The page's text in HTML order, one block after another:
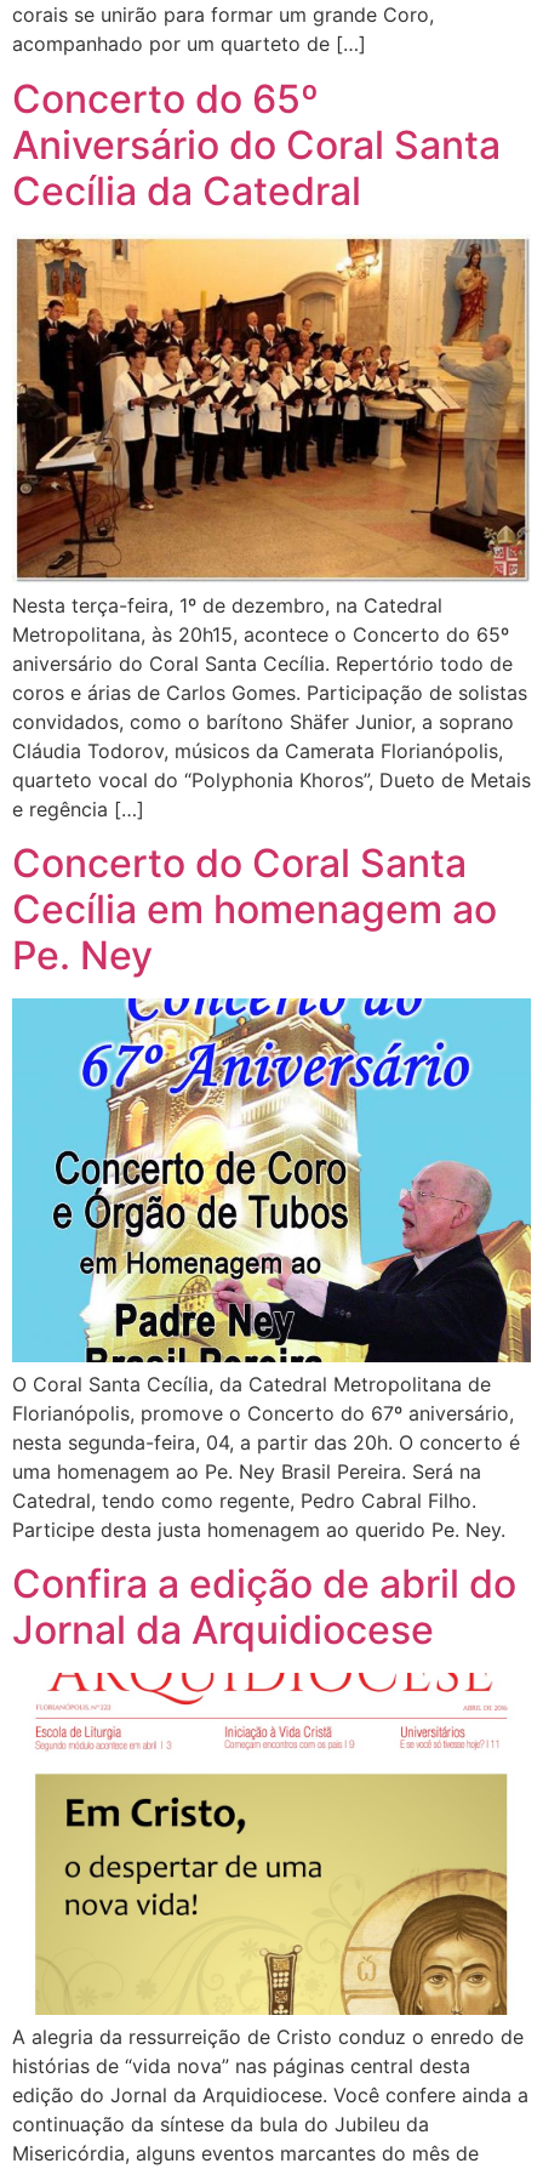
corais se unirão para formar um grande Coro,
acompanhado por um quarteto de […]
Concerto do 65º
Aniversário do Coral Santa
Cecília da Catedral
Nesta terça-feira, 1º de dezembro, na Catedral
Metropolitana, às 20h15, acontece o Concerto do 65º
aniversário do Coral Santa Cecília. Repertório todo de
coros e árias de Carlos Gomes. Participação de solistas
convidados, como o barítono Shäfer Junior, a soprano
Cláudia Todorov, músicos da Camerata Florianópolis,
quarteto vocal do “Polyphonia Khoros”, Dueto de Metais
e regência […]
Concerto do Coral Santa
Cecília em homenagem ao
Pe. Ney
O Coral Santa Cecília, da Catedral Metropolitana de
Florianópolis, promove o Concerto do 67º aniversário,
nesta segunda-feira, 04, a partir das 20h. O concerto é
uma homenagem ao Pe. Ney Brasil Pereira. Será na
Catedral, tendo como regente, Pedro Cabral Filho.
Participe desta justa homenagem ao querido Pe. Ney.
Confira a edição de abril do
Jornal da Arquidiocese
A alegria da ressurreição de Cristo conduz o enredo de
histórias de “vida nova” nas páginas central desta
edição do Jornal da Arquidiocese. Você confere ainda a
continuação da síntese da bula do Jubileu da
Misericórdia, alguns eventos marcantes do mês de